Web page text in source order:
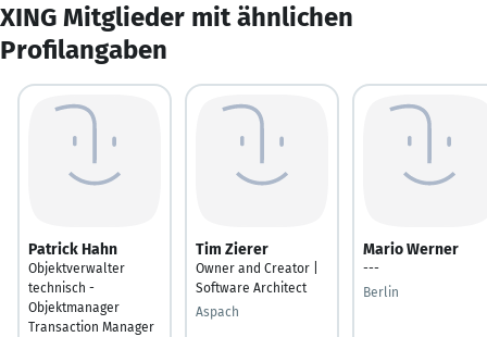
XING Mitglieder mit ähnlichen
Profilangaben
Patrick Hahn
Objektverwalter
technisch -
Objektmanager
Transaction Manager
Tim Zierer
Owner and Creator |
Software Architect
Aspach
Mario Werner
---
Berlin